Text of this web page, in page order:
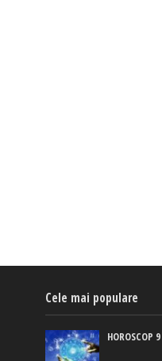
Cele mai populare
HOROSCOP